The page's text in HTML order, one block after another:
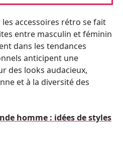
accessoires rétro se fait
entre masculin et féminin
dans les tendances
anticipent une
des looks audacieux,
et à la diversité des
homme : idées de styles